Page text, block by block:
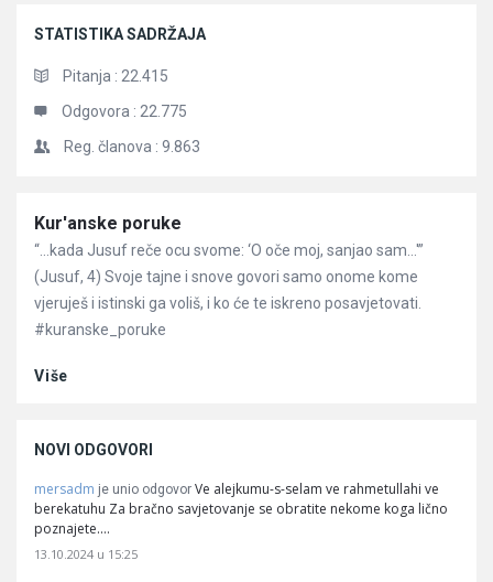
STATISTIKA SADRŽAJA
Pitanja : 22.415
Odgovora : 22.775
Reg. članova : 9.863
Članci
Kur'anske poruke
“…kada Jusuf reče ocu svome: ‘O oče moj, sanjao sam…'”
(Jusuf, 4) Svoje tajne i snove govori samo onome kome
vjeruješ i istinski ga voliš, i ko će te iskreno posavjetovati.
#kuranske_poruke
Više
NOVI ODGOVORI
mersadm je unio odgovor Ve alejkumu-s-selam ve rahmetullahi ve
berekatuhu Za bračno savjetovanje se obratite nekome koga lično
poznajete.…
13.10.2024 u 15:25